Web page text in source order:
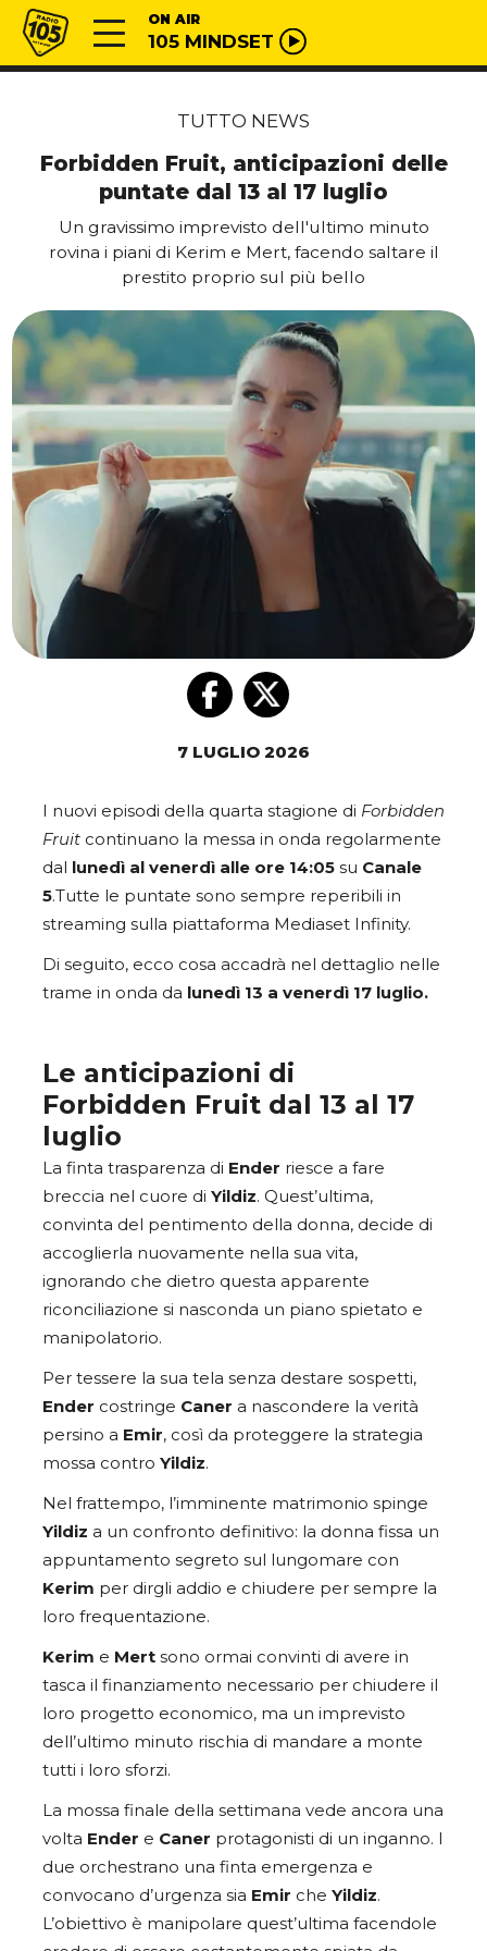
Vai al contenuto
Radio 105 ON AIR
105 MINDSET
TUTTO NEWS
Forbidden Fruit, anticipazioni delle
puntate dal 13 al 17 luglio
Un gravissimo imprevisto dell'ultimo minuto
rovina i piani di Kerim e Mert, facendo saltare il
prestito proprio sul più bello
7 LUGLIO 2026
I nuovi episodi della quarta stagione di Forbidden
Fruit continuano la messa in onda regolarmente
dal lunedì al venerdì alle ore 14:05 su Canale
5.Tutte le puntate sono sempre reperibili in
streaming sulla piattaforma Mediaset Infinity.
Di seguito, ecco cosa accadrà nel dettaglio nelle
trame in onda da lunedì 13 a venerdì 17 luglio.
Le anticipazioni di
Forbidden Fruit dal 13 al 17
luglio
La finta trasparenza di Ender riesce a fare
breccia nel cuore di Yildiz. Quest’ultima,
convinta del pentimento della donna, decide di
accoglierla nuovamente nella sua vita,
ignorando che dietro questa apparente
riconciliazione si nasconda un piano spietato e
manipolatorio.
Per tessere la sua tela senza destare sospetti,
Ender costringe Caner a nascondere la verità
persino a Emir, così da proteggere la strategia
mossa contro Yildiz.
Nel frattempo, l’imminente matrimonio spinge
Yildiz a un confronto definitivo: la donna fissa un
appuntamento segreto sul lungomare con
Kerim per dirgli addio e chiudere per sempre la
loro frequentazione.
Kerim e Mert sono ormai convinti di avere in
tasca il finanziamento necessario per chiudere il
loro progetto economico, ma un imprevisto
dell’ultimo minuto rischia di mandare a monte
tutti i loro sforzi.
La mossa finale della settimana vede ancora una
volta Ender e Caner protagonisti di un inganno. I
due orchestrano una finta emergenza e
convocano d’urgenza sia Emir che Yildiz.
L’obiettivo è manipolare quest’ultima facendole